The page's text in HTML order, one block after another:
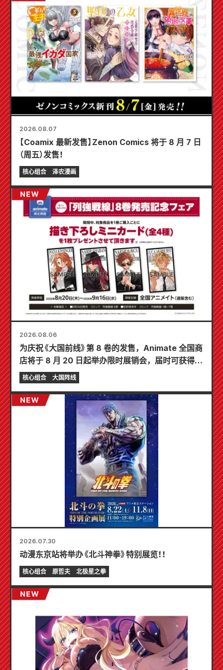
2026.08.07
【Coamix 最新发售】Zenon Comics 将于 8 月 7 日
（周五）发售！
核心组合 泽农漫画
2026.08.06
为庆祝《大国前线》第 8 卷的发售，Animate 全国商
店将于 8 月 20 日起举办限时展销会，届时可获得特
制迷你卡片（共 4 种）！
核心组合 大国阵线
2026.07.30
动漫东京站将举办《北斗神拳》特别展览！！
核心组合 原哲夫 北极星之拳